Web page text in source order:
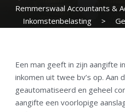
Remmerswaal Accountants &
Inkomstenbelasting
>
Een man geeft in zijn aangifte
inkomen uit twee bv’s op. Aan
geautomatiseerd en geheel
aangifte een voorlopige